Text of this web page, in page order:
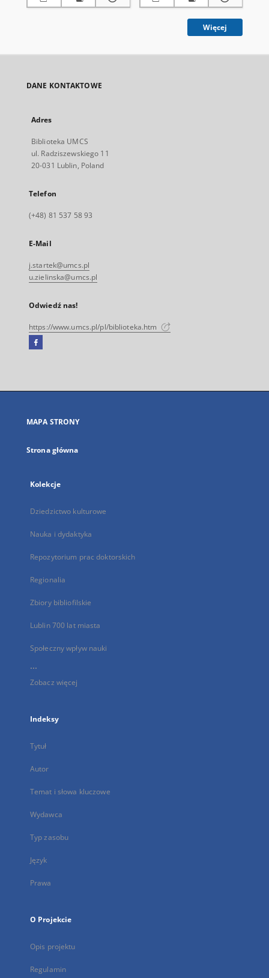
Więcej
DANE KONTAKTOWE
Adres
Biblioteka UMCS
ul. Radziszewskiego 11
20-031 Lublin, Poland
Telefon
(+48) 81 537 58 93
E-Mail
j.startek@umcs.pl
u.zielinska@umcs.pl
Odwiedź nas!
https://www.umcs.pl/pl/biblioteka.htm
Facebook
się
karcie
MAPA STRONY
Strona główna
Kolekcje
Dziedzictwo kulturowe
Nauka i dydaktyka
Repozytorium prac doktorskich
Regionalia
Zbiory bibliofilskie
Lublin 700 lat miasta
Społeczny wpływ nauki
...
Zobacz więcej
Indeksy
Tytuł
Autor
Temat i słowa kluczowe
Wydawca
Typ zasobu
Język
Prawa
O Projekcie
Opis projektu
Regulamin